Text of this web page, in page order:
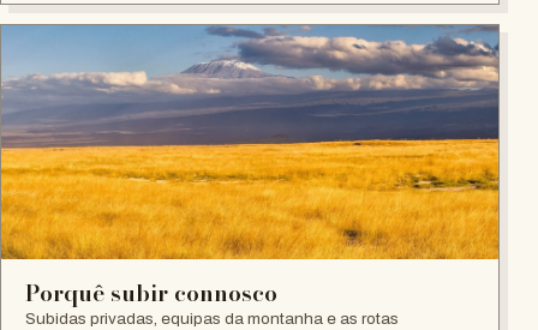
Porquê subir connosco
Subidas privadas, equipas da montanha e as rotas